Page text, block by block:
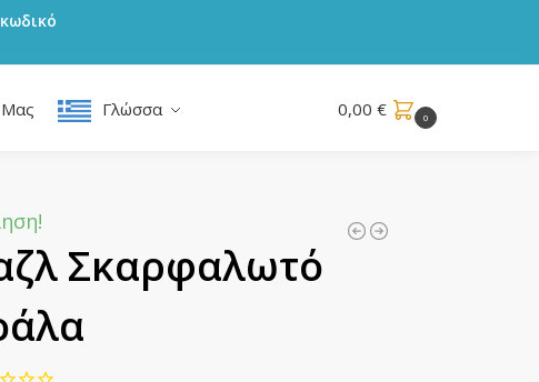
Μας Γλώσσα 0,00 € 0
Σκαρφαλωτό